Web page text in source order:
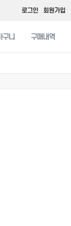
로그인 회원가입
구니 구매내역